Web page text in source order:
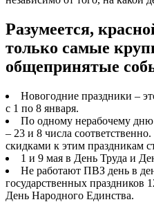
Разумеется,
только самые
общепринятые
Новогодние праздники –
с 1 по 8 января.
По одному нерабочему дню
– 23 и 8 числа
скидками к этим праздникам
1 и 9 мая в День Труда и
Не работают ПВЗ день в
государственных праздников
День Народного Единства.